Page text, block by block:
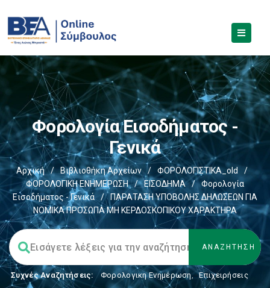
Φορολογία Εισοδήματος -
Γενικά
Αρχική / Βιβλιοθήκη Αρχείων / ΦΟΡΟΛΟΓΙΣΤΙΚΑ_old
/
ΦΟΡΟΛΟΓΙΚΗ ΕΝΗΜΕΡΩΣΗ
/ ΕΙΣΟΔΗΜΑ /
Φορολογία
Εισοδήματος - Γενικά
/
ΠΑΡΑΤΑΣΗ ΥΠΟΒΟΛΗΣ ΔΗΛΩΣΕΩΝ ΓΙΑ
ΝΟΜΙΚΑ ΠΡΟΣΩΠΑ ΜΗ ΚΕΡΔΟΣΚΟΠΙΚΟΥ ΧΑΡΑΚΤΗΡΑ
Συχνές Αναζητήσεις: Φορολογικη Ενημέρωση, Επιχειρήσεις